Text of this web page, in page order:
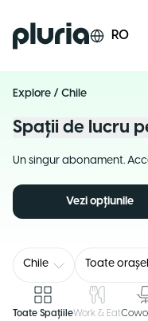
Logo Pluria RO
Explore / Chile
Spații de lucru
Un singur abonament.
Vezi opțiunile
Chile Toate
Toate SpațiileWork & Eat